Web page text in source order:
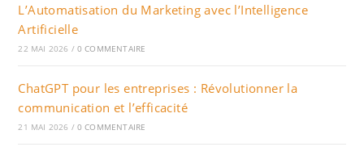
L’Automatisation du Marketing avec l’Intelligence
Artificielle
22 MAI 2026 / 0 COMMENTAIRE
ChatGPT pour les entreprises : Révolutionner la
communication et l’efficacité
21 MAI 2026 / 0 COMMENTAIRE